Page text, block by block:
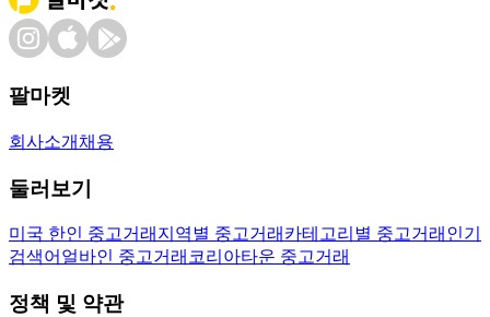
팔마켓
회사소개 채용
둘러보기
미국 한인 중고거래 지역별 중고거래 카테고리별 중고거래 인기
검색어 얼바인 중고거래 코리아타운 중고거래
정책 및 약관